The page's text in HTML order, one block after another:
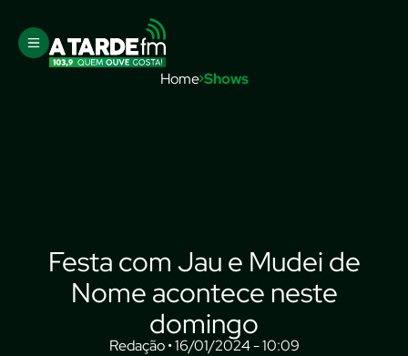
Home Shows
Festa com Jau e Mudei de
Nome acontece neste
domingo
Redação • 16/01/2024 - 10:09